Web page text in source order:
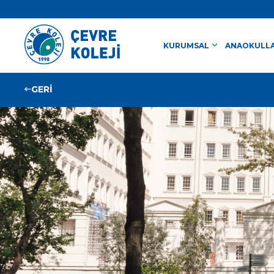
KURUMSAL keyboard_arrow_down
GERİ